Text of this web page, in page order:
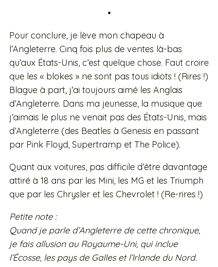
•
Pour conclure, je lève mon chapeau à
l’Angleterre. Cinq fois plus de ventes là-bas
qu’aux États-Unis, c’est quelque chose. Faut croire
que les « blokes » ne sont pas tous idiots ! (Rires !)
Blague à part, j’ai toujours aimé les Anglais
d’Angleterre. Dans ma jeunesse, la musique que
j’aimais le plus ne venait pas des États-Unis, mais
d’Angleterre (des Beatles à Genesis en passant
par Pink Floyd, Supertramp et The Police).
Quant aux voitures, pas difficile d’être davantage
attiré à 18 ans par les Mini, les MG et les Triumph
que par les Chrysler et les Chevrolet ! (Re-rires !)
Petite note :
Quand je parle d’Angleterre de cette chronique,
je fais allusion au Royaume-Uni, qui inclue
l’Écosse, les pays de Galles et l’Irlande du Nord.